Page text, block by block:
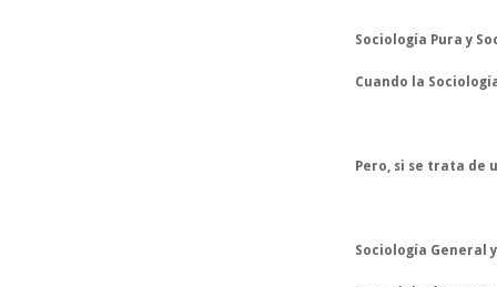
Sociología Pura y
Cuando la
Pero, si se trata de
Sociología General